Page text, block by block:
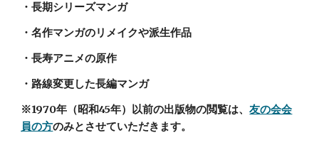
・長期シリーズマンガ
・名作マンガのリメイクや派生作品
・長寿アニメの原作
・路線変更した長編マンガ
※1970年（昭和45年）以前の出版物の閲覧は、友の会会
員の方のみとさせていただきます。